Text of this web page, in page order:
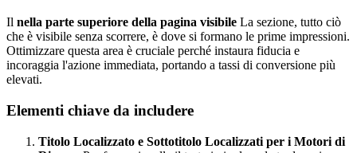
Il nella parte superiore della pagina visibile La sezione, tutto ciò
che è visibile senza scorrere, è dove si formano le prime impressioni.
Ottimizzare questa area è cruciale perché instaura fiducia e
incoraggia l'azione immediata, portando a tassi di conversione più
elevati.
Elementi chiave da includere
Titolo Localizzato e Sottotitolo Localizzati per i Motori di